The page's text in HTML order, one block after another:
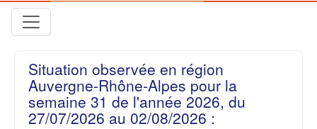
Situation observée en région
Auvergne-Rhône-Alpes pour la
semaine 31 de l'année 2026, du
27/07/2026 au 02/08/2026 :